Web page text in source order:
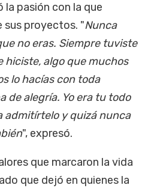
pasión con la que
sus proyectos. "Nunca
no eras. Siempre tuviste
hiciste, algo que muchos
lo hacías con toda
de alegría. Yo era tu todo
admitírtelo y quizá nunca
", expresó.
que marcaron la vida
que dejó en quienes la